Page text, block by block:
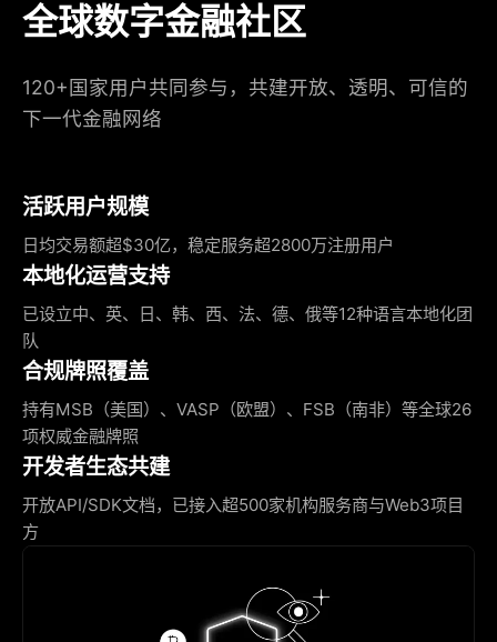
全球数字金融社区
120+国家用户共同参与，共建开放、透明、可信的
下一代金融网络
活跃用户规模
日均交易额超$30亿，稳定服务超2800万注册用户
本地化运营支持
已设立中、英、日、韩、西、法、德、俄等12种语言本地化团
队
合规牌照覆盖
持有MSB（美国）、VASP（欧盟）、FSB（南非）等全球26
项权威金融牌照
开发者生态共建
开放API/SDK文档，已接入超500家机构服务商与Web3项目
方